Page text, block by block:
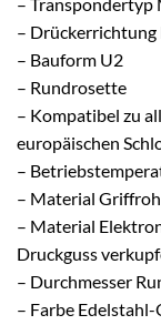
– Drückerrichtung
– Bauform U2
– Rundrosette
– Kompatibel zu
europäischen
–
– Material
– Material
Druckguss
– Durchmesser
– Farbe